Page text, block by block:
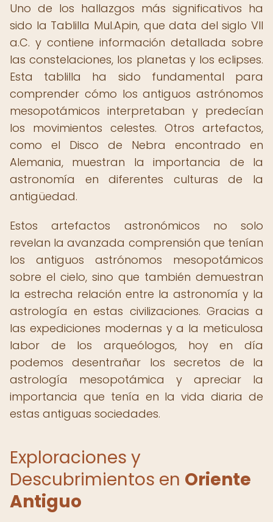
Uno de los hallazgos más significativos ha
sido la Tablilla Mul.Apin, que data del siglo VII
a.C. y contiene información detallada sobre
las constelaciones, los planetas y los eclipses.
Esta tablilla ha sido fundamental para
comprender cómo los antiguos astrónomos
mesopotámicos interpretaban y predecían
los movimientos celestes. Otros artefactos,
como el Disco de Nebra encontrado en
Alemania, muestran la importancia de la
astronomía en diferentes culturas de la
antigüedad.
Estos artefactos astronómicos no solo
revelan la avanzada comprensión que tenían
los antiguos astrónomos mesopotámicos
sobre el cielo, sino que también demuestran
la estrecha relación entre la astronomía y la
astrología en estas civilizaciones. Gracias a
las expediciones modernas y a la meticulosa
labor de los arqueólogos, hoy en día
podemos desentrañar los secretos de la
astrología mesopotámica y apreciar la
importancia que tenía en la vida diaria de
estas antiguas sociedades.
Exploraciones y
Descubrimientos en Oriente
Antiguo